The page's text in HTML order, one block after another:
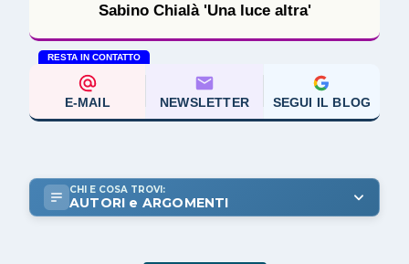
Sabino Chialà 'Una luce altra'
RESTA IN CONTATTO
E-MAIL NEWSLETTER SEGUI IL BLOG
CHI E COSA TROVI:
AUTORI e ARGOMENTI